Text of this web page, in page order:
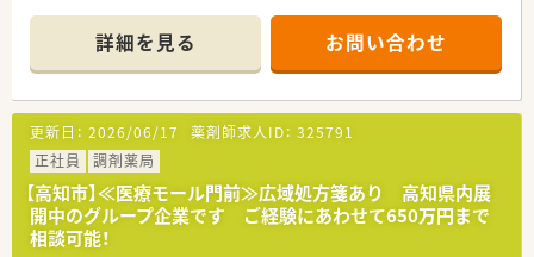
【店舗情報と応需状況について】
■はりまや橋駅から徒歩5分の好立地にあり、通勤の利便性が非
常に高く、近隣には商業施設も多いため買い物にも便利な環境で
す。
■主に心療内科や精神科の処方箋を1日平均40枚ほど応需して
おり、患者さま一人ひとりとじっくり向き合った服薬指導が可能
です。
■常勤薬剤師1名と事務員2名の体制で運営されており、少数精
鋭ながらもお互いに助け合いながら円滑に業務を進めている店
舗です。
詳細を見る お問い合わせ
更新日： 2026/06/17 薬剤師求人ID： 325791
正社員
調剤薬局
【高知市】≪医療モール門前≫広域処方箋あり 高知県内展
開中のグループ企業です ご経験にあわせて650万円まで
相談可能！